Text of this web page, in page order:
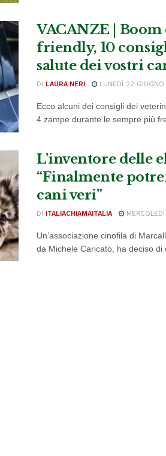
VACANZE |
friendly, 10
salute dei vostri
DI LAURA NERI LUNEDÌ 22
Ecco alcuni dei consigli dei
4 zampe durante le sempre più
L’inventore delle
“Finalmente
cani veri”
DI ITALIACHIAMAITALIA
Un’associazione cinofila di
da Michele Caricato, ha deciso di